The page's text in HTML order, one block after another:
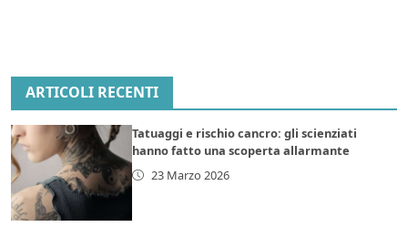
ARTICOLI RECENTI
Tatuaggi e rischio cancro: gli scienziati
hanno fatto una scoperta allarmante
23 Marzo 2026